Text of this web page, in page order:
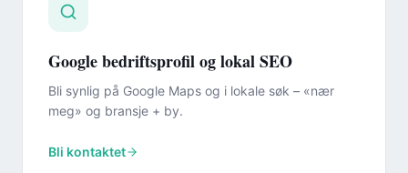
Google bedriftsprofil og lokal SEO
Bli synlig på Google Maps og i lokale søk – «nær
meg» og bransje + by.
Bli kontaktet